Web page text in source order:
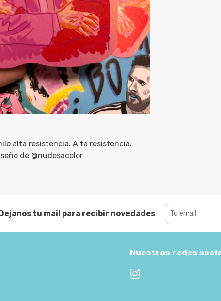
alta resistencia. Alta resistencia.
de @nudesacolor
tu mail para recibir novedades
Nuestras redes